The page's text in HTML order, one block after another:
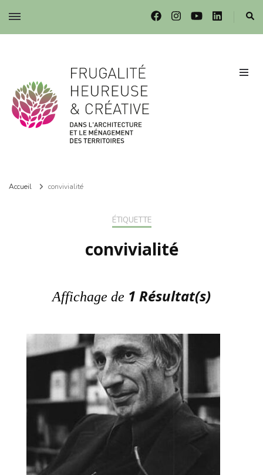
Frugalité dans l'architecture et le ménagement des territoires
Accueil convivialité
ÉTIQUETTE
convivialité
Affichage de 1 Résultat(s)